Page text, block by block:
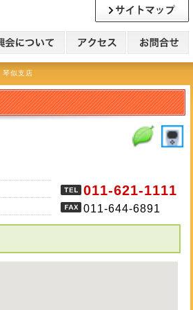
似支店
011-621-1111
011-644-6891